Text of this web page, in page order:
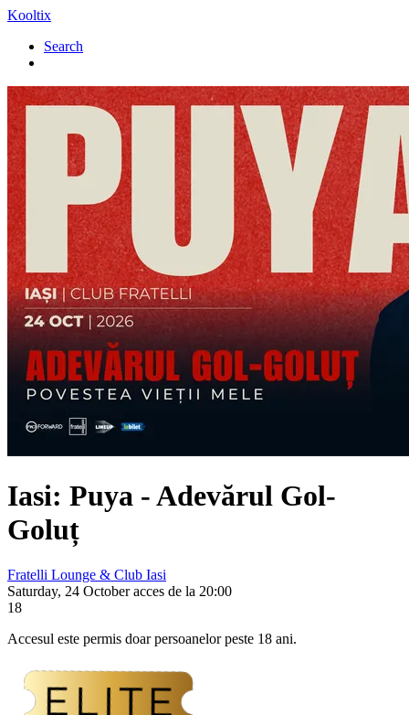
Kooltix
Search
Iasi: Puya - Adevărul Gol-
Goluț
Fratelli Lounge & Club Iasi
Saturday, 24 October acces de la 20:00
18
Accesul este permis doar persoanelor peste 18 ani.